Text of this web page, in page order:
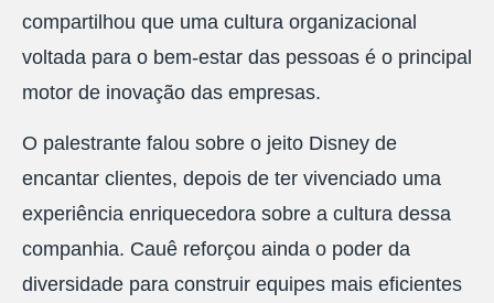
compartilhou que uma cultura organizacional
voltada para o bem-estar das pessoas é o principal
motor de inovação das empresas.
O palestrante falou sobre o jeito Disney de
encantar clientes, depois de ter vivenciado uma
experiência enriquecedora sobre a cultura dessa
companhia. Cauê reforçou ainda o poder da
diversidade para construir equipes mais eficientes